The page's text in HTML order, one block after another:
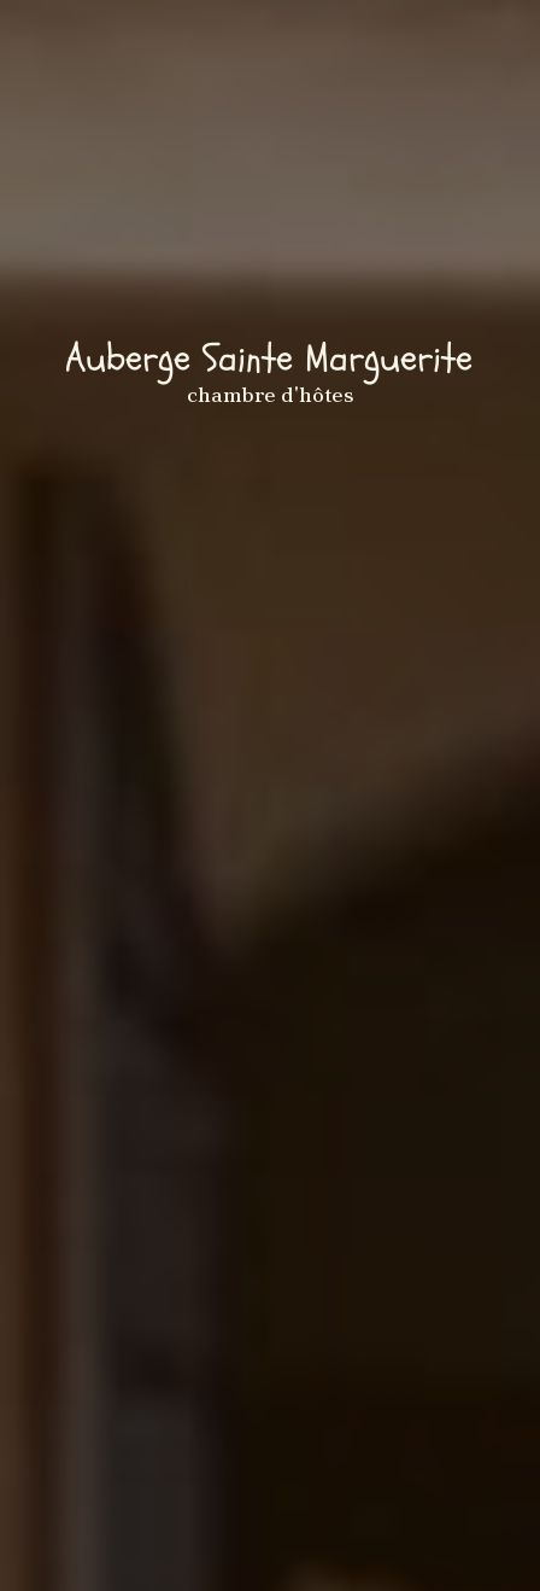
Auberge Sainte Marguerite
chambre d'hôtes